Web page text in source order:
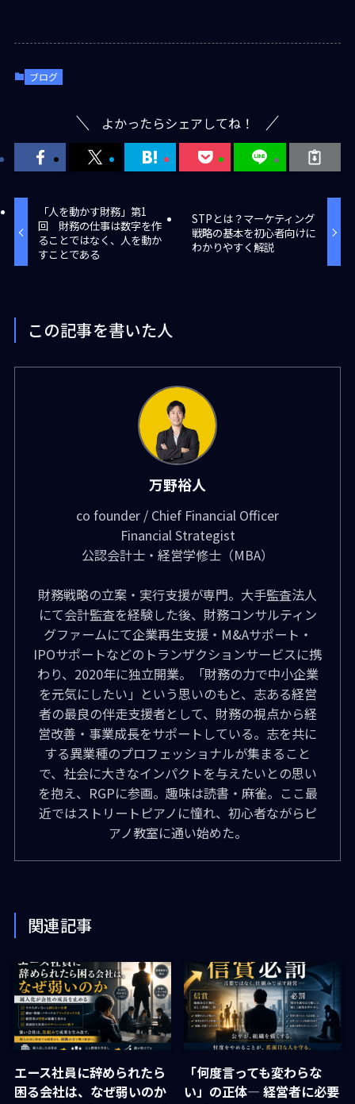
ブログ
よかったらシェアしてね！
「人を動かす財務」第1
回 財務の仕事は数字を作
ることではなく、人を動か
すことである
STPとは？マーケティング
戦略の基本を初心者向けに
わかりやすく解説
この記事を書いた人
万野裕人
co founder / Chief Financial Officer
Financial Strategist
公認会計士・経営学修士（MBA）
財務戦略の立案・実行支援が専門。大手監査法人
にて会計監査を経験した後、財務コンサルティン
グファームにて企業再生支援・M&Aサポート・
IPOサポートなどのトランザクションサービスに携
わり、2020年に独立開業。「財務の力で中小企業
を元気にしたい」という思いのもと、志ある経営
者の最良の伴走支援者として、財務の視点から経
営改善・事業成長をサポートしている。志を共に
する異業種のプロフェッショナルが集まること
で、社会に大きなインパクトを与えたいとの思い
を抱え、RGPに参画。趣味は読書・麻雀。ここ最
近ではストリートピアノに憧れ、初心者ながらピ
アノ教室に通い始めた。
関連記事
エース社員に辞められたら
困る会社は、なぜ弱いのか
「何度言っても変わらな
い」の正体― 経営者に必要